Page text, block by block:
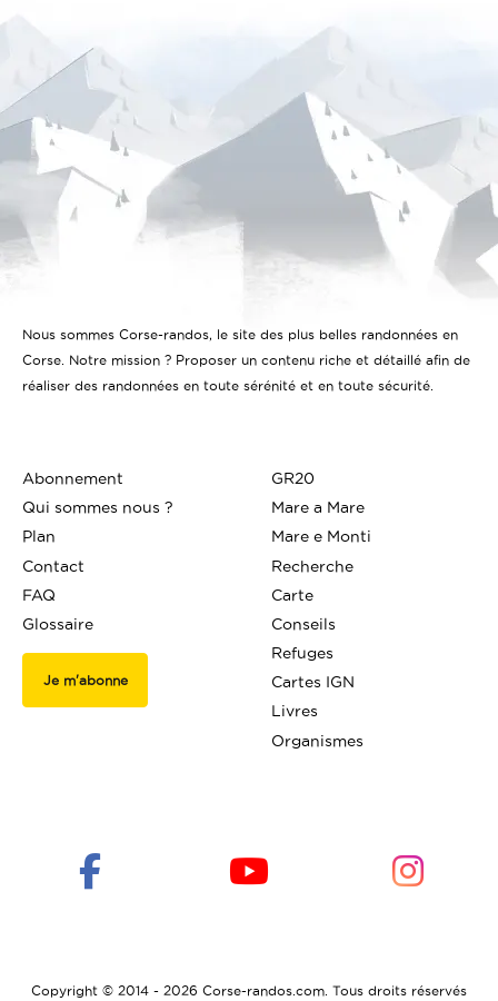
Nous sommes Corse-randos, le site des plus belles randonnées en
Corse. Notre mission ? Proposer un contenu riche et détaillé afin de
réaliser des randonnées en toute sérénité et en toute sécurité.
Abonnement
Qui sommes nous ?
Plan
Contact
FAQ
Glossaire
Je m'abonne
GR20
Mare a Mare
Mare e Monti
Recherche
Carte
Conseils
Refuges
Cartes IGN
Livres
Organismes
Copyright © 2014 - 2026 Corse-randos.com. Tous droits réservés